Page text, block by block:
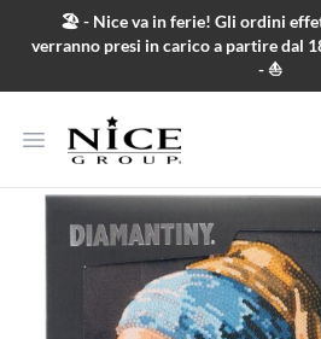
Salta al contenuto
🏖️ - Nice va in ferie! Gli ordini
verranno presi in carico a partire dal
- ⛵
Apri menu